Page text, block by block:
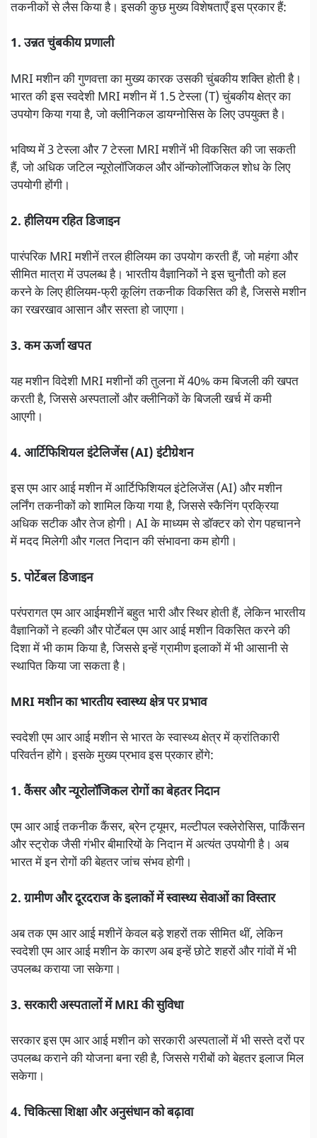
तकनीकों से लैस किया है। इसकी कुछ मुख्य विशेषताएँ इस प्रकार हैं:
1. उन्नत चुंबकीय प्रणाली
MRI मशीन की गुणवत्ता का मुख्य कारक उसकी चुंबकीय शक्ति होती है।
भारत की इस स्वदेशी MRI मशीन में 1.5 टेस्ला (T) चुंबकीय क्षेत्र का
उपयोग किया गया है, जो क्लीनिकल डायग्नोसिस के लिए उपयुक्त है।
भविष्य में 3 टेस्ला और 7 टेस्ला MRI मशीनें भी विकसित की जा सकती
हैं, जो अधिक जटिल न्यूरोलॉजिकल और ऑन्कोलॉजिकल शोध के लिए
उपयोगी होंगी।
2. हीलियम रहित डिजाइन
पारंपरिक MRI मशीनें तरल हीलियम का उपयोग करती हैं, जो महंगा और
सीमित मात्रा में उपलब्ध है। भारतीय वैज्ञानिकों ने इस चुनौती को हल
करने के लिए हीलियम-फ्री कूलिंग तकनीक विकसित की है, जिससे मशीन
का रखरखाव आसान और सस्ता हो जाएगा।
3. कम ऊर्जा खपत
यह मशीन विदेशी MRI मशीनों की तुलना में 40% कम बिजली की खपत
करती है, जिससे अस्पतालों और क्लीनिकों के बिजली खर्च में कमी
आएगी।
4. आर्टिफिशियल इंटेलिजेंस (AI) इंटीग्रेशन
इस एम आर आई मशीन में आर्टिफिशियल इंटेलिजेंस (AI) और मशीन
लर्निंग तकनीकों को शामिल किया गया है, जिससे स्कैनिंग प्रक्रिया
अधिक सटीक और तेज होगी। AI के माध्यम से डॉक्टर को रोग पहचानने
में मदद मिलेगी और गलत निदान की संभावना कम होगी।
5. पोर्टेबल डिजाइन
परंपरागत एम आर आईमशीनें बहुत भारी और स्थिर होती हैं, लेकिन भारतीय
वैज्ञानिकों ने हल्की और पोर्टेबल एम आर आई मशीन विकसित करने की
दिशा में भी काम किया है, जिससे इन्हें ग्रामीण इलाकों में भी आसानी से
स्थापित किया जा सकता है।
MRI मशीन का भारतीय स्वास्थ्य क्षेत्र पर प्रभाव
स्वदेशी एम आर आई मशीन से भारत के स्वास्थ्य क्षेत्र में क्रांतिकारी
परिवर्तन होंगे। इसके मुख्य प्रभाव इस प्रकार होंगे:
1. कैंसर और न्यूरोलॉजिकल रोगों का बेहतर निदान
एम आर आई तकनीक कैंसर, ब्रेन ट्यूमर, मल्टीपल स्क्लेरोसिस, पार्किंसन
और स्ट्रोक जैसी गंभीर बीमारियों के निदान में अत्यंत उपयोगी है। अब
भारत में इन रोगों की बेहतर जांच संभव होगी।
2. ग्रामीण और दूरदराज के इलाकों में स्वास्थ्य सेवाओं का विस्तार
अब तक एम आर आई मशीनें केवल बड़े शहरों तक सीमित थीं, लेकिन
स्वदेशी एम आर आई मशीन के कारण अब इन्हें छोटे शहरों और गांवों में भी
उपलब्ध कराया जा सकेगा।
3. सरकारी अस्पतालों में MRI की सुविधा
सरकार इस एम आर आई मशीन को सरकारी अस्पतालों में भी सस्ते दरों पर
उपलब्ध कराने की योजना बना रही है, जिससे गरीबों को बेहतर इलाज मिल
सकेगा।
4. चिकित्सा शिक्षा और अनुसंधान को बढ़ावा